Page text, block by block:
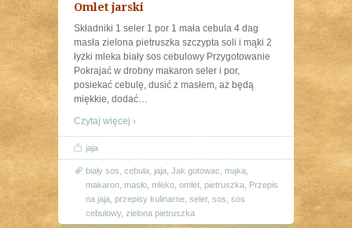
Omlet jarski
Składniki 1 seler 1 por 1 mała cebula 4 dag
masła zielona pietruszka szczypta soli i mąki 2
łyżki mleka biały sos cebulowy Przygotowanie
Pokrajać w drobny makaron seler i por,
posiekać cebulę, dusić z masłem, aż będą
miękkie, dodać…
Czytaj więcej ›
jaja
biały sos cebula jaja Jak gotowac mąka
makaron masło mleko omlet pietruszka Przepis
na jaja przepisy kulinarne seler, sos sos
cebulowy, zielona pietruszka